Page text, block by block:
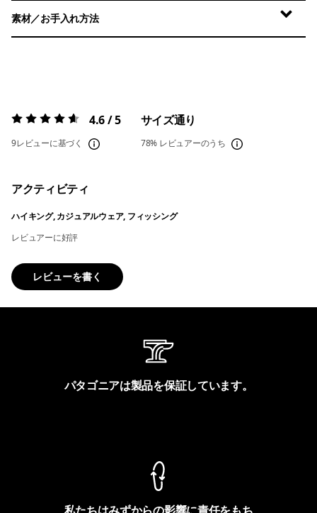
素材／お手入れ方法
評価:4.6 / 5 4.6 / 5
9レビューに基づく
サイズ通り
78% レビュアーのうち
アクティビティ
ハイキング, カジュアルウェア, フィッシング
レビュアーに好評
レビューを書く
パタゴニアは製品を保証しています。